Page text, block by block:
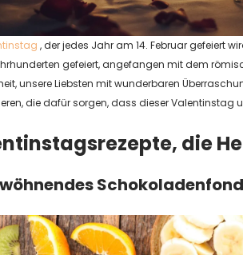
, der jedes Jahr am 14. Februar gefeiert
gefeiert, angefangen mit dem
unsere Liebsten mit wunderbaren
die dafür sorgen, dass dieser Valentinstag
die